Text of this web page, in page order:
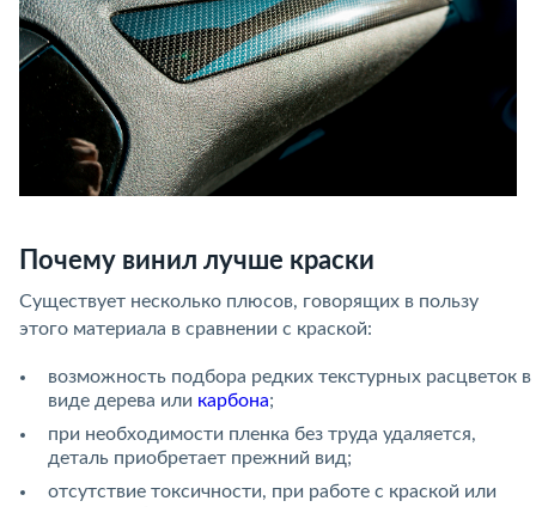
Почему винил лучше краски
Существует несколько плюсов, говорящих в пользу
этого материала в сравнении с краской:
возможность подбора редких текстурных расцветок в
виде дерева или карбона;
при необходимости пленка без труда удаляется,
деталь приобретает прежний вид;
отсутствие токсичности, при работе с краской или